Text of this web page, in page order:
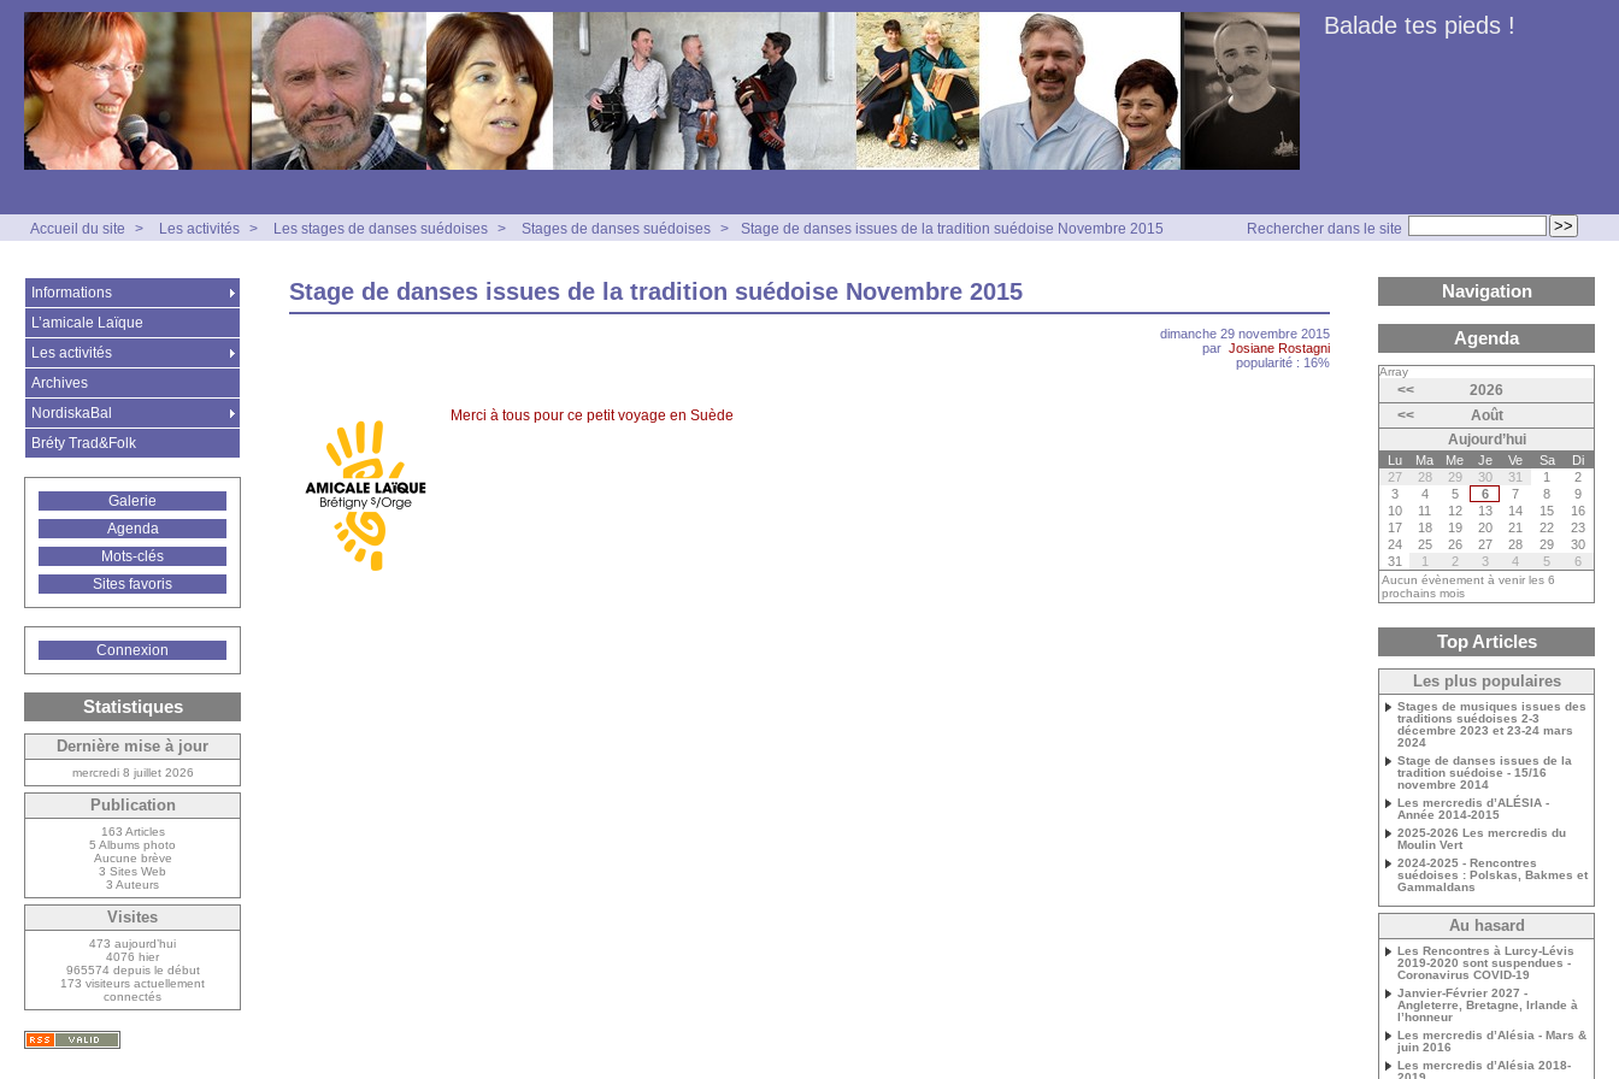
Balade tes pieds !
Rechercher dans le site
Accueil du site > Les activités > Les stages de danses suédoises > Stages de danses suédoises > Stage de danses issues de la tradition suédoise Novembre 2015
Stage de danses issues de la tradition suédoise Novembre 2015
dimanche 29 novembre 2015
par Josiane Rostagni
popularité : 16%
Merci à tous pour ce petit voyage en Suède
Informations
L’amicale Laïque
Les activités
Archives
NordiskaBal
Bréty Trad&Folk
Galerie
Agenda
Mots-clés
Sites favoris
Connexion
Statistiques
Dernière mise à jour
mercredi 8 juillet 2026
Publication
163 Articles
5 Albums photo
Aucune brève
3 Sites Web
3 Auteurs
Visites
473 aujourd’hui
4076 hier
965574 depuis le début
173 visiteurs actuellement
connectés
Navigation
Agenda
Array
<<
2026
<<
Août
Aujourd’hui
Lu Ma Me Je Ve Sa
Di
27
28 29 30 31 1
2
3
4 5 6 7 8
9
10
11 12 13 14 15
16
17
18 19 20 21 22
23
24
25 26 27 28 29
30
31
1 2 3 4 5 6
Aucun évènement à venir les 6
prochains mois
Top Articles
Les plus populaires
Stages de musiques issues des
traditions suédoises 2-3
décembre 2023 et 23-24 mars
2024
Stage de danses issues de la
tradition suédoise - 15/16
novembre 2014
Les mercredis d’ALÉSIA -
Année 2014-2015
2025-2026 Les mercredis du
Moulin Vert
2024-2025 - Rencontres
suédoises : Polskas, Bakmes et
Gammaldans
Au hasard
Les Rencontres à Lurcy-Lévis
2019-2020 sont suspendues -
Coronavirus COVID-19
Janvier-Février 2027 -
Angleterre, Bretagne, Irlande à
l’honneur
Les mercredis d’Alésia - Mars &
juin 2016
Les mercredis d’Alésia 2018-